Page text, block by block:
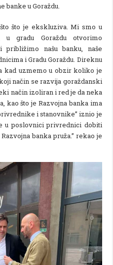
banke u Goraždu.
što je ekskluziva. Mi smo u
u gradu Goraždu otvorimo
približimo našu banku, naše
i Gradu Goraždu. Direknu
kad uzmemo u obzir koliko je
način se razvija goraždanski
način izoliran i red je da neka
kao što je Razvojna banka ima
i stanovnike” iznio je
u poslovnici privrednici dobiti
banka pruža.” rekao je